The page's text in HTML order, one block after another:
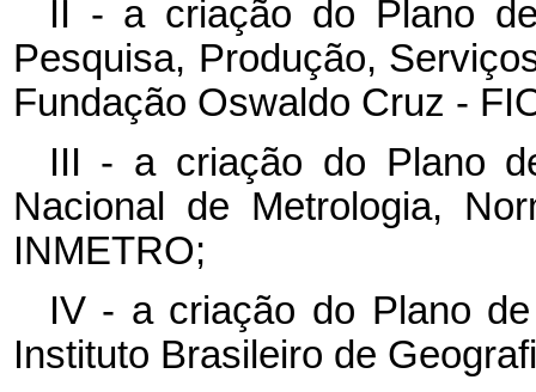
II - a criação do Plano
Pesquisa, Produção,
Fundação Oswaldo Cruz -
III - a criação do Plano
Nacional de Metrologia,
INMETRO;
IV - a criação do Plano
Instituto Brasileiro de